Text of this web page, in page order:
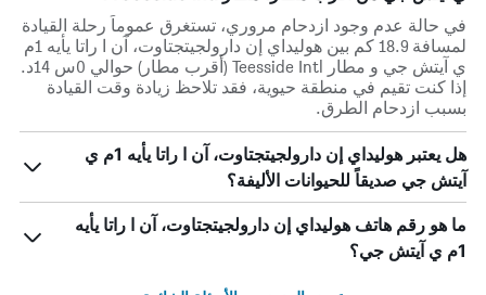
في حالة عدم وجود ازدحام مروري، تستغرق عموماً رحلة القيادة
لمسافة 18.9 كم بين هوليداي إن دارولجيتجتاوت، آن ا راتا يأيه 1م
ي آيتش جي و مطار Teesside Intl (أقرب مطار) حوالي 0س 14د.
إذا كنت تقيم في منطقة حيوية، فقد تلاحظ زيادة وقت القيادة
بسبب ازدحام الطرق.
هل يعتبر هوليداي إن دارولجيتجتاوت، آن ا راتا يأيه 1م ي
آيتش جي صديقاً للحيوانات الأليفة؟
ما هو رقم هاتف هوليداي إن دارولجيتجتاوت، آن ا راتا يأيه
1م ي آيتش جي؟